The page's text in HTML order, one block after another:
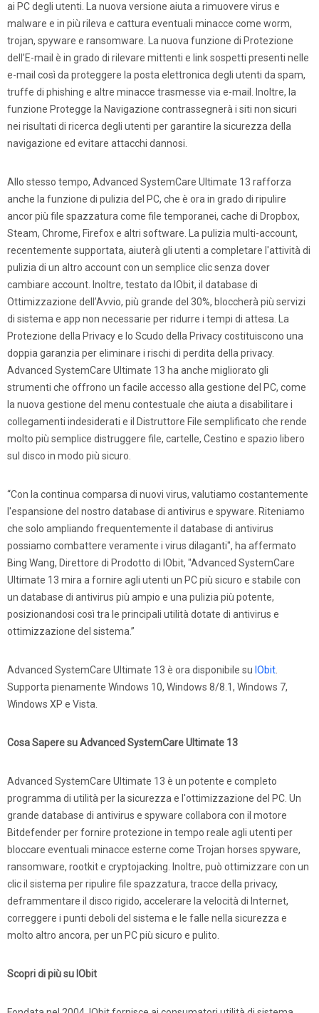
ai PC degli utenti. La nuova versione aiuta a rimuovere virus e
malware e in più rileva e cattura eventuali minacce come worm,
trojan, spyware e ransomware. La nuova funzione di Protezione
dell’E-mail è in grado di rilevare mittenti e link sospetti presenti nelle
e-mail così da proteggere la posta elettronica degli utenti da spam,
truffe di phishing e altre minacce trasmesse via e-mail. Inoltre, la
funzione Protegge la Navigazione contrassegnerà i siti non sicuri
nei risultati di ricerca degli utenti per garantire la sicurezza della
navigazione ed evitare attacchi dannosi.
Allo stesso tempo, Advanced SystemCare Ultimate 13 rafforza
anche la funzione di pulizia del PC, che è ora in grado di ripulire
ancor più file spazzatura come file temporanei, cache di Dropbox,
Steam, Chrome, Firefox e altri software. La pulizia multi-account,
recentemente supportata, aiuterà gli utenti a completare l'attività di
pulizia di un altro account con un semplice clic senza dover
cambiare account. Inoltre, testato da IObit, il database di
Ottimizzazione dell’Avvio, più grande del 30%, bloccherà più servizi
di sistema e app non necessarie per ridurre i tempi di attesa. La
Protezione della Privacy e lo Scudo della Privacy costituiscono una
doppia garanzia per eliminare i rischi di perdita della privacy.
Advanced SystemCare Ultimate 13 ha anche migliorato gli
strumenti che offrono un facile accesso alla gestione del PC, come
la nuova gestione del menu contestuale che aiuta a disabilitare i
collegamenti indesiderati e il Distruttore File semplificato che rende
molto più semplice distruggere file, cartelle, Cestino e spazio libero
sul disco in modo più sicuro.
“Con la continua comparsa di nuovi virus, valutiamo costantemente
l'espansione del nostro database di antivirus e spyware. Riteniamo
che solo ampliando frequentemente il database di antivirus
possiamo combattere veramente i virus dilaganti", ha affermato
Bing Wang, Direttore di Prodotto di IObit, "Advanced SystemCare
Ultimate 13 mira a fornire agli utenti un PC più sicuro e stabile con
un database di antivirus più ampio e una pulizia più potente,
posizionandosi così tra le principali utilità dotate di antivirus e
ottimizzazione del sistema.”
Advanced SystemCare Ultimate 13 è ora disponibile su IObit
Supporta pienamente Windows 10, Windows 8/8.1, Windows 7,
Windows XP e Vista.
Cosa Sapere su Advanced SystemCare Ultimate 13
Advanced SystemCare Ultimate 13 è un potente e completo
programma di utilità per la sicurezza e l'ottimizzazione del PC. Un
grande database di antivirus e spyware collabora con il motore
Bitdefender per fornire protezione in tempo reale agli utenti per
bloccare eventuali minacce esterne come Trojan horses spyware,
ransomware, rootkit e cryptojacking. Inoltre, può ottimizzare con un
clic il sistema per ripulire file spazzatura, tracce della privacy,
deframmentare il disco rigido, accelerare la velocità di Internet,
correggere i punti deboli del sistema e le falle nella sicurezza e
molto altro ancora, per un PC più sicuro e pulito.
Scopri di più su IObit